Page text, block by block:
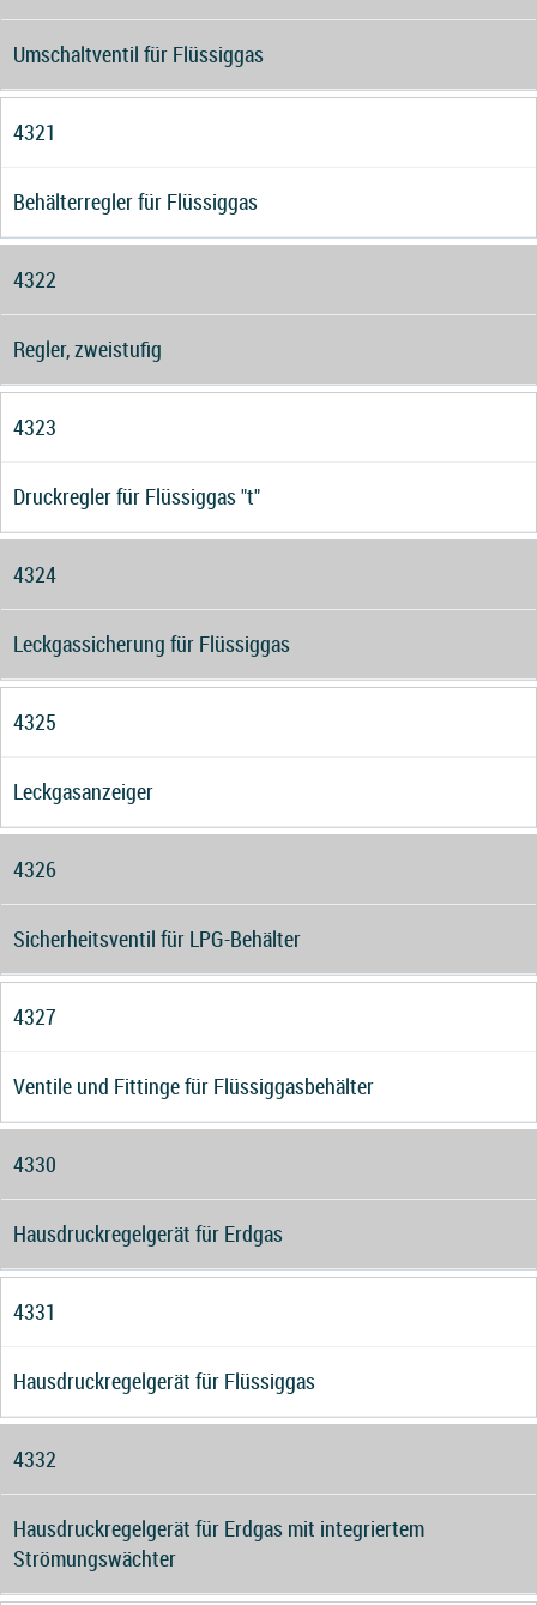
Umschaltventil für Flüssiggas
4321
Behälterregler für Flüssiggas
4322
Regler, zweistufig
4323
Druckregler für Flüssiggas "t"
4324
Leckgassicherung für Flüssiggas
4325
Leckgasanzeiger
4326
Sicherheitsventil für LPG-Behälter
4327
Ventile und Fittinge für Flüssiggasbehälter
4330
Hausdruckregelgerät für Erdgas
4331
Hausdruckregelgerät für Flüssiggas
4332
Hausdruckregelgerät für Erdgas mit integriertem
Strömungswächter